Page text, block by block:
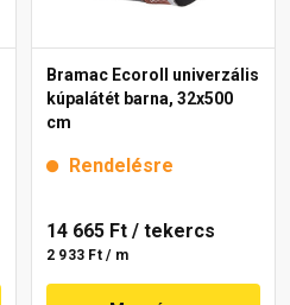
Bramac Ecoroll univerzális
kúpalátét barna, 32x500
cm
Rendelésre
14 665 Ft / tekercs
2 933 Ft / m